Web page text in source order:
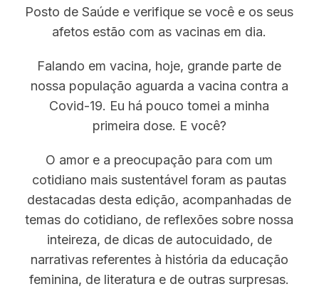
Posto de Saúde e verifique se você e os seus
afetos estão com as vacinas em dia.
Falando em vacina, hoje, grande parte de
nossa população aguarda a vacina contra a
Covid-19. Eu há pouco tomei a minha
primeira dose. E você?
O amor e a preocupação para com um
cotidiano mais sustentável foram as pautas
destacadas desta edição, acompanhadas de
temas do cotidiano, de reflexões sobre nossa
inteireza, de dicas de autocuidado, de
narrativas referentes à história da educação
feminina, de literatura e de outras surpresas.